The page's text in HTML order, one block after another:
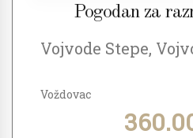
Pogodan za
Vojvode Stepe,
Voždovac